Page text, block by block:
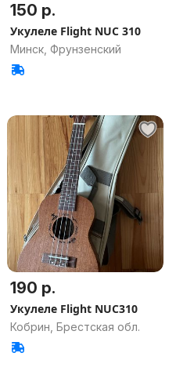
150 р.
Укулеле Flight NUC 310
Минск, Фрунзенский
190 р.
Укулеле Flight NUC310
Кобрин, Брестская обл.